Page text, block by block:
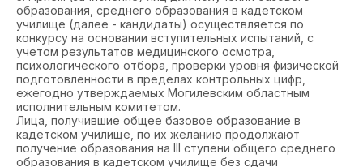
образования, среднего образования в кадетском
училище (далее - кандидаты) осуществляется по
конкурсу на основании вступительных испытаний, с
учетом результатов медицинского осмотра,
психологического отбора, проверки уровня физической
подготовленности в пределах контрольных цифр,
ежегодно утверждаемых Могилевским областным
исполнительным комитетом.
Лица, получившие общее базовое образование в
кадетском училище, по их желанию продолжают
получение образования на III ступени общего среднего
образования в кадетском училище без сдачи